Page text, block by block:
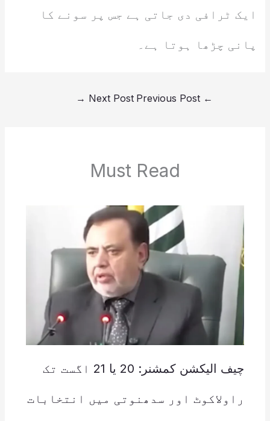
ایک ٹرافی دی جاتی ہے جس پر سونے کا
پانی چڑھا ہوتا ہے۔
←
Next Post
→
Must Read
چیف الیکشن کمشنر: 20 یا 21 اگست تک
راولاکوٹ اور سدھنوتی میں انتخابات